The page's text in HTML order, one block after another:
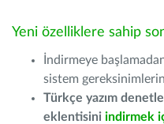
Yeni özelliklere sahip
İndirmeye
sistem
Türkçe yazım
eklentisini indirmek